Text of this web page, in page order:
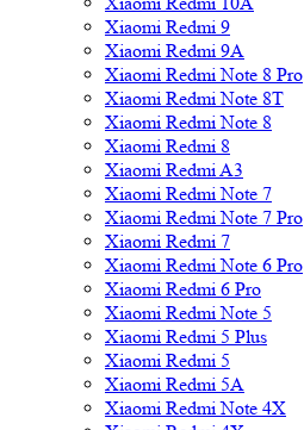
Xiaomi Redmi 9
Xiaomi Redmi 9A
Xiaomi Redmi Note 8 Pro
Xiaomi Redmi Note 8T
Xiaomi Redmi Note 8
Xiaomi Redmi 8
Xiaomi Redmi A3
Xiaomi Redmi Note 7
Xiaomi Redmi Note 7 Pro
Xiaomi Redmi 7
Xiaomi Redmi Note 6 Pro
Xiaomi Redmi 6 Pro
Xiaomi Redmi Note 5
Xiaomi Redmi 5 Plus
Xiaomi Redmi 5
Xiaomi Redmi 5A
Xiaomi Redmi Note 4X